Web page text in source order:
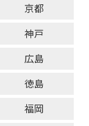
京都
神戸
広島
徳島
福岡